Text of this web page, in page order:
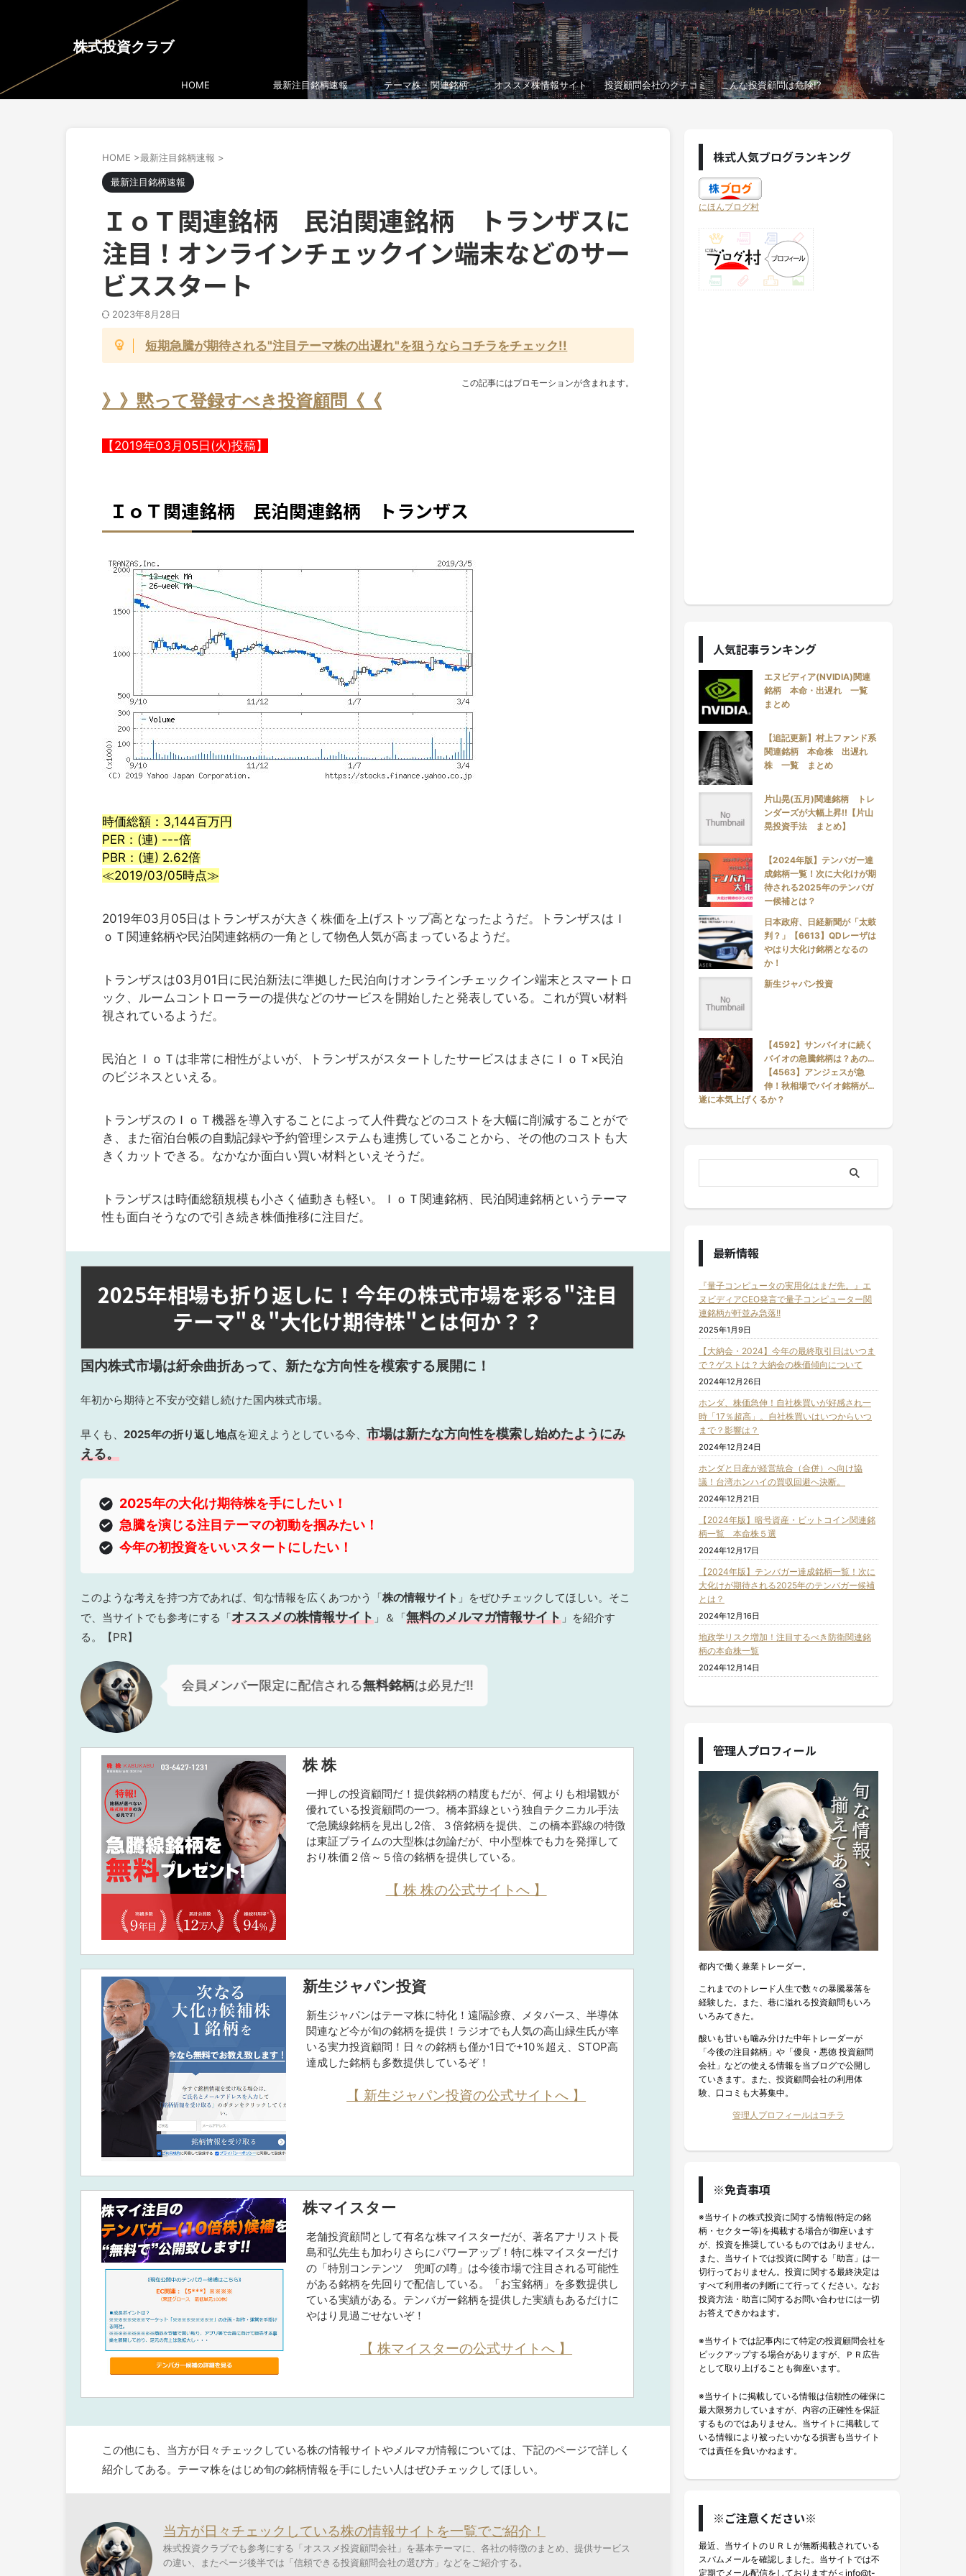
株式投資クラブ
当サイトについて サイトマップ
HOME 最新注目銘柄速報 テーマ株・関連銘柄 オススメ株情報サイト 投資顧問会社のクチコミ こんな投資顧問は危険!?
HOME >最新注目銘柄速報 >
最新注目銘柄速報
ＩｏＴ関連銘柄 民泊関連銘柄 トランザスに
注目！オンラインチェックイン端末などのサー
ビススタート
2023年8月28日
短期急騰が期待される"注目テーマ株の出遅れ"を狙うならコチラをチェック!!
この記事にはプロモーションが含まれます。
》》黙って登録すべき投資顧問《《
【2019年03月05日(火)投稿】
ＩｏＴ関連銘柄 民泊関連銘柄 トランザス
時価総額：3,144百万円
PER：(連) ---倍
PBR：(連) 2.62倍
≪2019/03/05時点≫
2019年03月05日はトランザスが大きく株価を上げストップ高となったようだ。トランザスはＩ
ｏＴ関連銘柄や民泊関連銘柄の一角として物色人気が高まっているようだ。
トランザスは03月01日に民泊新法に準拠した民泊向けオンラインチェックイン端末とスマートロ
ック、ルームコントローラーの提供などのサービスを開始したと発表している。これが買い材料
視されているようだ。
民泊とＩｏＴは非常に相性がよいが、トランザスがスタートしたサービスはまさにＩｏＴ×民泊
のビジネスといえる。
トランザスのＩｏＴ機器を導入することによって人件費などのコストを大幅に削減することがで
き、また宿泊台帳の自動記録や予約管理システムも連携していることから、その他のコストも大
きくカットできる。なかなか面白い買い材料といえそうだ。
トランザスは時価総額規模も小さく値動きも軽い。ＩｏＴ関連銘柄、民泊関連銘柄というテーマ
性も面白そうなので引き続き株価推移に注目だ。
2025年相場も折り返しに！今年の株式市場を彩る"注目
テーマ"＆"大化け期待株"とは何か？？
国内株式市場は紆余曲折あって、新たな方向性を模索する展開に！
年初から期待と不安が交錯し続けた国内株式市場。
早くも、 2025年の折り返し地点を迎えようとしている今、 市場は新たな方向性を模索し始めたようにみ
える。
2025年の大化け期待株を手にしたい！
急騰を演じる注目テーマの初動を掴みたい！
今年の初投資をいいスタートにしたい！
このような考えを持つ方であれば、旬な情報を広くあつかう「株の情報サイト 」をぜひチェックしてほしい。そこ
で、当サイトでも参考にする「オススメの株情報サイト 」＆「無料のメルマガ情報サイト 」を紹介す
る。【PR】
会員メンバー限定に配信される無料銘柄は必見だ!!
株 株
一押しの投資顧問だ！提供銘柄の精度もだが、何よりも相場観が
優れている投資顧問の一つ。橋本罫線という独自テクニカル手法
で急騰線銘柄を見出し2倍、３倍銘柄を提供、この橋本罫線の特徴
は東証プライムの大型株は勿論だが、中小型株でも力を発揮して
おり株価２倍～５倍の銘柄を提供している。
【 株 株の公式サイトへ 】
新生ジャパン投資
新生ジャパンはテーマ株に特化！遠隔診療、メタバース、半導体
関連など今が旬の銘柄を提供！ラジオでも人気の高山緑生氏が率
いる実力投資顧問！日々の銘柄も僅か1日で+10％超え、STOP高
達成した銘柄も多数提供しているぞ！
【 新生ジャパン投資の公式サイトへ 】
株マイスター
老舗投資顧問として有名な株マイスターだが、著名アナリスト長
島和弘先生も加わりさらにパワーアップ！特に株マイスターだけ
の「特別コンテンツ 兜町の噂」は今後市場で注目される可能性
がある銘柄を先回りで配信している。「お宝銘柄」を多数提供し
ている実績がある。テンバガー銘柄を提供した実績もあるだけに
やはり見過ごせないぞ！
【 株マイスターの公式サイトへ 】
この他にも、当方が日々チェックしている株の情報サイトやメルマガ情報については、下記のページで詳しく
紹介してある。テーマ株をはじめ旬の銘柄情報を手にしたい人はぜひチェックしてほしい。
当方が日々チェックしている株の情報サイトを一覧でご紹介！
株式投資クラブでも参考にする「オススメ投資顧問会社」を基本テーマに、各社の特徴のまとめ、提供サービス
の違い、またページ後半では「信頼できる投資顧問会社の選び方」などをご紹介する。
株式人気ブログランキング
にほんブログ村
人気記事ランキング
エヌビディア(NVIDIA)関連
銘柄 本命・出遅れ 一覧
まとめ
【追記更新】村上ファンド系
関連銘柄 本命株 出遅れ
株 一覧 まとめ
片山晃(五月)関連銘柄 トレ
ンダーズが大幅上昇!!【片山
晃投資手法 まとめ】
【2024年版】テンバガー達
成銘柄一覧！次に大化けが期
待される2025年のテンバガ
ー候補とは？
日本政府、日経新聞が「太鼓
判？」【6613】QDレーザは
やはり大化け銘柄となるの
か！
新生ジャパン投資
【4592】サンバイオに続く
バイオの急騰銘柄は？あの…
【4563】アンジェスが急
伸！秋相場でバイオ銘柄が…
遂に本気上げくるか？
最新情報
『量子コンピュータの実用化はまだ先。』エ
ヌビディアCEO発言で量子コンピューター関
連銘柄が軒並み急落!!
2025年1月9日
【大納会・2024】今年の最終取引日はいつま
で？ゲストは？大納会の株価傾向について
2024年12月26日
ホンダ、株価急伸！自社株買いが好感され一
時「17％超高」。自社株買いはいつからいつ
まで？影響は？
2024年12月24日
ホンダと日産が経営統合（合併）へ向け協
議！台湾ホンハイの買収回避へ決断。
2024年12月21日
【2024年版】暗号資産・ビットコイン関連銘
柄一覧 本命株５選
2024年12月17日
【2024年版】テンバガー達成銘柄一覧！次に
大化けが期待される2025年のテンバガー候補
とは？
2024年12月16日
地政学リスク増加！注目するべき防衛関連銘
柄の本命株一覧
2024年12月14日
管理人プロフィール
都内で働く兼業トレーダー。
これまでのトレード人生で数々の暴騰暴落を
経験した。また、巷に溢れる投資顧問もいろ
いろみてきた。
酸いも甘いも噛み分けた中年トレーダーが
「今後の注目銘柄」や「優良・悪徳 投資顧問
会社」などの使える情報を当ブログで公開し
ていきます。また、投資顧問会社の利用体
験、口コミも大募集中。
管理人プロフィールはコチラ
※免責事項
※当サイトの株式投資に関する情報(特定の銘
柄・セクター等)を掲載する場合が御座います
が、投資を推奨しているものではありません。
また、当サイトでは投資に関する「助言」は一
切行っておりません。投資に関する最終決定は
すべて利用者の判断にて行ってください。なお
投資方法・助言に関するお問い合わせには一切
お答えできかねます。
※当サイトでは記事内にて特定の投資顧問会社を
ピックアップする場合がありますが、ＰＲ広告
として取り上げることも御座います。
※当サイトに掲載している情報は信頼性の確保に
最大限努力していますが、内容の正確性を保証
するものではありません。当サイトに掲載して
いる情報により被ったいかなる損害も当サイト
では責任を負いかねます。
※ご注意ください※
最近、当サイトのＵＲＬが無断掲載されている
スパムメールを確認しました。当サイトでは不
定期でメール配信をしておりますが＜info@t-